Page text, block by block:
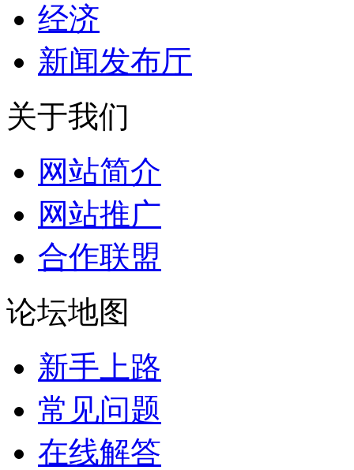
经济
新闻发布厅
关于我们
网站简介
网站推广
合作联盟
论坛地图
新手上路
常见问题
在线解答